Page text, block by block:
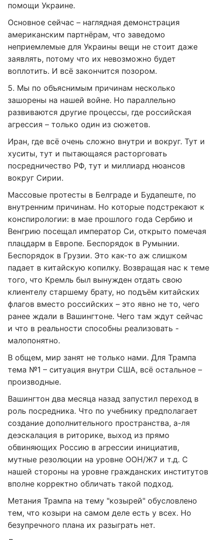
помощи Украине.
Основное сейчас – наглядная демонстрация
американским партнёрам, что заведомо
неприемлемые для Украины вещи не стоит даже
заявлять, потому что их невозможно будет
воплотить. И всё закончится позором.
5. Мы по объяснимым причинам несколько
зашорены на нашей войне. Но параллельно
развиваются другие процессы, где российская
агрессия – только один из сюжетов.
Иран, где всё очень сложно внутри и вокруг. Тут и
хуситы, тут и пытающаяся расторговать
посредничество РФ, тут и миллиард нюансов
вокруг Сирии.
Массовые протесты в Белграде и Будапеште, по
внутренним причинам. Но которые подстрекают к
конспирологии: в мае прошлого года Сербию и
Венгрию посещал император Си, открыто помечая
плацдарм в Европе. Беспорядок в Румынии.
Беспорядок в Грузии. Это как-то аж слишком
падает в китайскую копилку. Возвращая нас к теме
того, что Кремль был вынужден отдать свою
клиентелу старшему брату, но подъём китайских
флагов вместо российских – это явно не то, чего
ранее ждали в Вашингтоне. Чего там ждут сейчас
и что в реальности способны реализовать -
малопонятно.
В общем, мир занят не только нами. Для Трампа
тема №1 – ситуация внутри США, всё остальное –
производные.
Вашингтон два месяца назад запустил переход в
роль посредника. Что по учебнику предполагает
создание дополнительного пространства, а-ля
деэскалация в риторике, выход из прямо
обвиняющих Россию в агрессии инициатив,
мутные резолюции на уровне ООН/Ж7 и т.д. С
нашей стороны на уровне гражданских институтов
вполне корректно обличать такой подход.
Метания Трампа на тему "козырей" обусловлено
тем, что козыри на самом деле есть у всех. Но
безупречного плана их разыграть нет.